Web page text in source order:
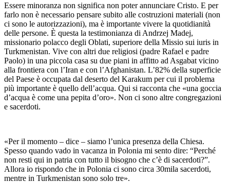
Essere minoranza non significa non poter annunciare Cristo. E per
farlo non è necessario pensare subito alle costruzioni materiali (non
ci sono le autorizzazioni), ma è importante vivere la quotidianità
delle persone. È questa la testimonianza di Andrzej Madej,
missionario polacco degli Oblati, superiore della Missio sui iuris in
Turkmenistan. Vive con altri due religiosi (padre Rafael e padre
Paolo) in una piccola casa su due piani in affitto ad Asgabat vicino
alla frontiera con l’Iran e con l’Afghanistan. L’82% della superficie
del Paese è occupata dal deserto del Karakum per cui il problema
più importante è quello dell’acqua. Qui si racconta che «una goccia
d’acqua è come una pepita d’oro». Non ci sono altre congregazioni
e sacerdoti.
«Per il momento – dice – siamo l’unica presenza della Chiesa.
Spesso quando vado in vacanza in Polonia mi sento dire: “Perché
non resti qui in patria con tutto il bisogno che c’è di sacerdoti?”.
Allora io rispondo che in Polonia ci sono circa 30mila sacerdoti,
mentre in Turkmenistan sono solo tre».